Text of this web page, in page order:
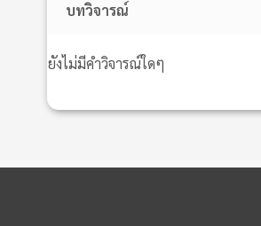
บทวิจารณ์
ยังไม่มีคำวิจารณ์ใดๆ